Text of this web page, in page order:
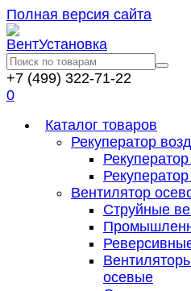
Полная версия сайта
+7 (499) 322-71-22
0
Каталог товаров
Рекуператор
Вентилятор
Струйные
осевые